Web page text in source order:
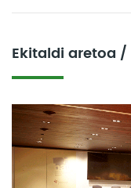
Ekitaldi aretoa